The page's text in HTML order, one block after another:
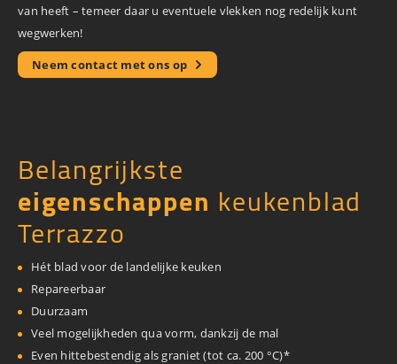
van heeft – temeer daar u eventuele vlekken nog redelijk kunt
wegwerken!
Neem contact met ons op
Belangrijkste
eigenschappen keukenblad
Terrazzo
Hét blad voor de landelijke keuken
Repareerbaar
Duurzaam
Veel mogelijkheden qua vorm, dankzij de mal
Even hittebestendig als graniet (tot ca. 200 °C)*